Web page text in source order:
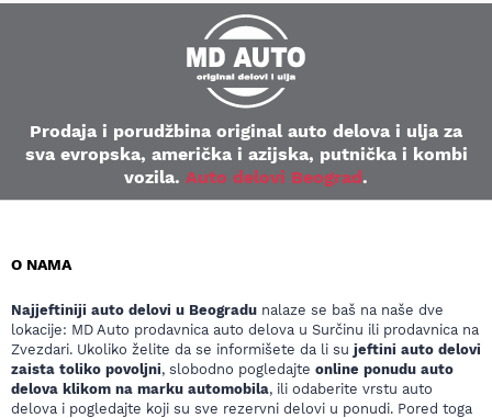
Prodaja i porudžbina original auto delova i ulja za
sva evropska, američka i azijska, putnička i kombi
vozila. Auto delovi Beograd.
O NAMA
Najjeftiniji auto delovi u Beogradu nalaze se baš na naše dve
lokacije: MD Auto prodavnica auto delova u Surčinu ili prodavnica na
Zvezdari. Ukoliko želite da se informišete da li su jeftini auto delovi
zaista toliko povoljni, slobodno pogledajte online ponudu auto
delova klikom na marku automobila, ili odaberite vrstu auto
delova i pogledajte koji su sve rezervni delovi u ponudi. Pored toga